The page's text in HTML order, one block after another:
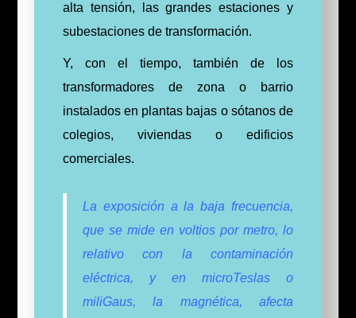
alta tensión, las grandes estaciones y
subestaciones de transformación.
Y, con el tiempo, también de los
transformadores de zona o barrio
instalados en plantas bajas o sótanos de
colegios, viviendas o edificios
comerciales.
La exposición a la baja frecuencia,
que se mide en voltios por metro, lo
relativo con la contaminación
eléctrica, y en microTeslas o
miliGaus, la magnética, afecta